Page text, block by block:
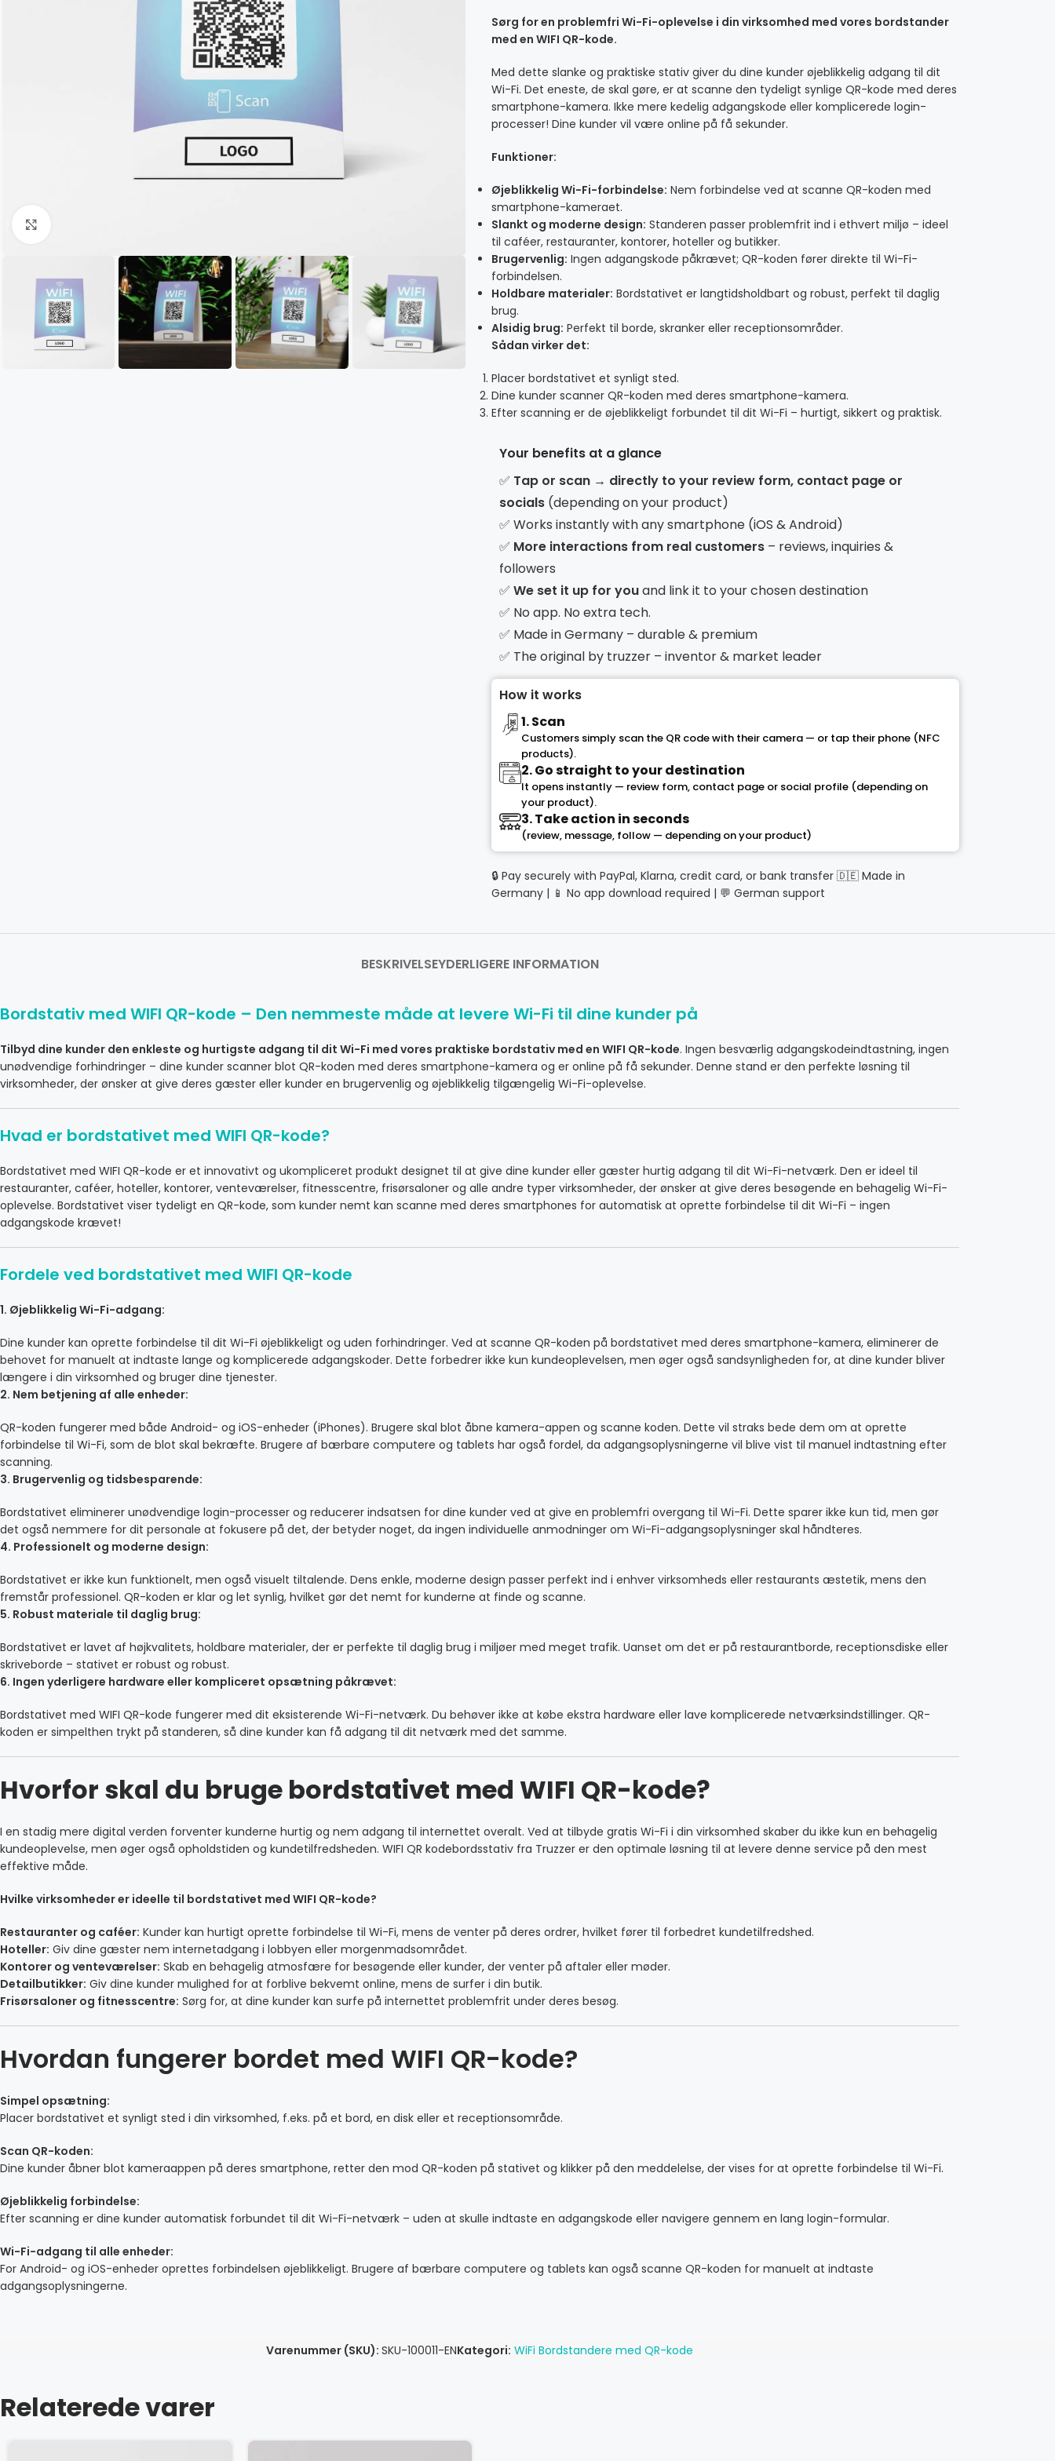
Sørg for en problemfri Wi-Fi-oplevelse i din virksomhed med vores bordstander
med en WIFI QR-kode.
Med dette slanke og praktiske stativ giver du dine kunder øjeblikkelig adgang til dit
Wi-Fi. Det eneste, de skal gøre, er at scanne den tydeligt synlige QR-kode med deres
smartphone-kamera. Ikke mere kedelig adgangskode eller komplicerede login-
processer! Dine kunder vil være online på få sekunder.
Funktioner:
Øjeblikkelig Wi-Fi-forbindelse: Nem forbindelse ved at scanne QR-koden med
smartphone-kameraet.
Slankt og moderne design: Standeren passer problemfrit ind i ethvert miljø – ideel
til caféer, restauranter, kontorer, hoteller og butikker.
Brugervenlig: Ingen adgangskode påkrævet; QR-koden fører direkte til Wi-Fi-
forbindelsen.
Holdbare materialer: Bordstativet er langtidsholdbart og robust, perfekt til daglig
brug.
Alsidig brug: Perfekt til borde, skranker eller receptionsområder.
Sådan virker det:
Placer bordstativet et synligt sted.
Dine kunder scanner QR-koden med deres smartphone-kamera.
Efter scanning er de øjeblikkeligt forbundet til dit Wi-Fi – hurtigt, sikkert og praktisk.
Your benefits at a glance
✅ Tap or scan → directly to your review form, contact page or
socials(depending on your product)
✅ Works instantly with any smartphone (iOS & Android)
✅ More interactions from real customers– reviews, inquiries &
followers
✅ We set it up for youand link it to your chosen destination
✅ No app. No extra tech.
✅ Made in Germany – durable & premium
✅ The original by truzzer – inventor & market leader
How it works
1. Scan
Customers simply scan the QR code with their camera — or tap their phone (NFC
products).
2. Go straight to your destination
It opens instantly — review form, contact page or social profile (depending on
your product).
3. Take action in seconds
(review, message, follow — depending on your product)
🔒 Pay securely with PayPal, Klarna, credit card, or bank transfer 🇩🇪 Made in
Germany | 📱 No app download required | 💬 German support
BESKRIVELSEYDERLIGERE INFORMATION
Bordstativ med WIFI QR-kode – Den nemmeste måde at levere Wi-Fi til dine kunder på
Tilbyd dine kunder den enkleste og hurtigste adgang til dit Wi-Fi med vores praktiske bordstativ med en WIFI QR-kode. Ingen besværlig adgangskodeindtastning, ingen
unødvendige forhindringer – dine kunder scanner blot QR-koden med deres smartphone-kamera og er online på få sekunder. Denne stand er den perfekte løsning til
virksomheder, der ønsker at give deres gæster eller kunder en brugervenlig og øjeblikkelig tilgængelig Wi-Fi-oplevelse.
Hvad er bordstativet med WIFI QR-kode?
Bordstativet med WIFI QR-kode er et innovativt og ukompliceret produkt designet til at give dine kunder eller gæster hurtig adgang til dit Wi-Fi-netværk. Den er ideel til
restauranter, caféer, hoteller, kontorer, venteværelser, fitnesscentre, frisørsaloner og alle andre typer virksomheder, der ønsker at give deres besøgende en behagelig Wi-Fi-
oplevelse. Bordstativet viser tydeligt en QR-kode, som kunder nemt kan scanne med deres smartphones for automatisk at oprette forbindelse til dit Wi-Fi – ingen
adgangskode krævet!
Fordele ved bordstativet med WIFI QR-kode
1. Øjeblikkelig Wi-Fi-adgang:
Dine kunder kan oprette forbindelse til dit Wi-Fi øjeblikkeligt og uden forhindringer. Ved at scanne QR-koden på bordstativet med deres smartphone-kamera, eliminerer de
behovet for manuelt at indtaste lange og komplicerede adgangskoder. Dette forbedrer ikke kun kundeoplevelsen, men øger også sandsynligheden for, at dine kunder bliver
længere i din virksomhed og bruger dine tjenester.
2. Nem betjening af alle enheder:
QR-koden fungerer med både Android- og iOS-enheder (iPhones). Brugere skal blot åbne kamera-appen og scanne koden. Dette vil straks bede dem om at oprette
forbindelse til Wi-Fi, som de blot skal bekræfte. Brugere af bærbare computere og tablets har også fordel, da adgangsoplysningerne vil blive vist til manuel indtastning efter
scanning.
3. Brugervenlig og tidsbesparende:
Bordstativet eliminerer unødvendige login-processer og reducerer indsatsen for dine kunder ved at give en problemfri overgang til Wi-Fi. Dette sparer ikke kun tid, men gør
det også nemmere for dit personale at fokusere på det, der betyder noget, da ingen individuelle anmodninger om Wi-Fi-adgangsoplysninger skal håndteres.
4. Professionelt og moderne design:
Bordstativet er ikke kun funktionelt, men også visuelt tiltalende. Dens enkle, moderne design passer perfekt ind i enhver virksomheds eller restaurants æstetik, mens den
fremstår professionel. QR-koden er klar og let synlig, hvilket gør det nemt for kunderne at finde og scanne.
5. Robust materiale til daglig brug:
Bordstativet er lavet af højkvalitets, holdbare materialer, der er perfekte til daglig brug i miljøer med meget trafik. Uanset om det er på restaurantborde, receptionsdiske eller
skriveborde – stativet er robust og robust.
6. Ingen yderligere hardware eller kompliceret opsætning påkrævet:
Bordstativet med WIFI QR-kode fungerer med dit eksisterende Wi-Fi-netværk. Du behøver ikke at købe ekstra hardware eller lave komplicerede netværksindstillinger. QR-
koden er simpelthen trykt på standeren, så dine kunder kan få adgang til dit netværk med det samme.
Hvorfor skal du bruge bordstativet med WIFI QR-kode?
I en stadig mere digital verden forventer kunderne hurtig og nem adgang til internettet overalt. Ved at tilbyde gratis Wi-Fi i din virksomhed skaber du ikke kun en behagelig
kundeoplevelse, men øger også opholdstiden og kundetilfredsheden. WIFI QR kodebordsstativ fra Truzzer er den optimale løsning til at levere denne service på den mest
effektive måde.
Hvilke virksomheder er ideelle til bordstativet med WIFI QR-kode?
Restauranter og caféer: Kunder kan hurtigt oprette forbindelse til Wi-Fi, mens de venter på deres ordrer, hvilket fører til forbedret kundetilfredshed.
Hoteller: Giv dine gæster nem internetadgang i lobbyen eller morgenmadsområdet.
Kontorer og venteværelser: Skab en behagelig atmosfære for besøgende eller kunder, der venter på aftaler eller møder.
Detailbutikker: Giv dine kunder mulighed for at forblive bekvemt online, mens de surfer i din butik.
Frisørsaloner og fitnesscentre: Sørg for, at dine kunder kan surfe på internettet problemfrit under deres besøg.
Hvordan fungerer bordet med WIFI QR-kode?
Simpel opsætning:
Placer bordstativet et synligt sted i din virksomhed, f.eks. på et bord, en disk eller et receptionsområde.
Scan QR-koden:
Dine kunder åbner blot kameraappen på deres smartphone, retter den mod QR-koden på stativet og klikker på den meddelelse, der vises for at oprette forbindelse til Wi-Fi.
Øjeblikkelig forbindelse:
Efter scanning er dine kunder automatisk forbundet til dit Wi-Fi-netværk – uden at skulle indtaste en adgangskode eller navigere gennem en lang login-formular.
Wi-Fi-adgang til alle enheder:
For Android- og iOS-enheder oprettes forbindelsen øjeblikkeligt. Brugere af bærbare computere og tablets kan også scanne QR-koden for manuelt at indtaste
adgangsoplysningerne.
Varenummer (SKU): SKU-100011-ENKategori: WiFi Bordstandere med QR-kode
Relaterede varer